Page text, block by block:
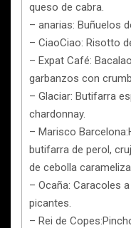
queso de cabra.
– anarias: Buñuelos
– CiaoCiao: Risotto
– Expat Café:
garbanzos con
– Glaciar: Butifarra
chardonnay.
– Marisco
butifarra de perol,
de cebolla
– Ocaña: Caracoles
picantes.
– Rei de